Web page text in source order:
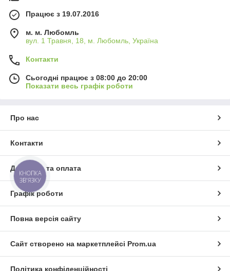
Працює з 19.07.2016
м. м. Любомль
вул. 1 Травня, 18, м. Любомль, Україна
Контакти
Сьогодні працює з 08:00 до 20:00
Показати весь графік роботи
Про нас
Контакти
Доставка та оплата
Графік роботи
Повна версія сайту
Сайт створено на маркетплейсі Prom.ua
Політика конфіденційності
КНОПКА
ЗВ'ЯЗКУ